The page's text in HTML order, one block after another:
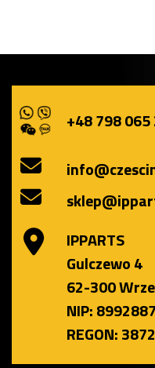
+48 798
IPPARTS
Gulczewo 4
62-300
NIP:
REGON: